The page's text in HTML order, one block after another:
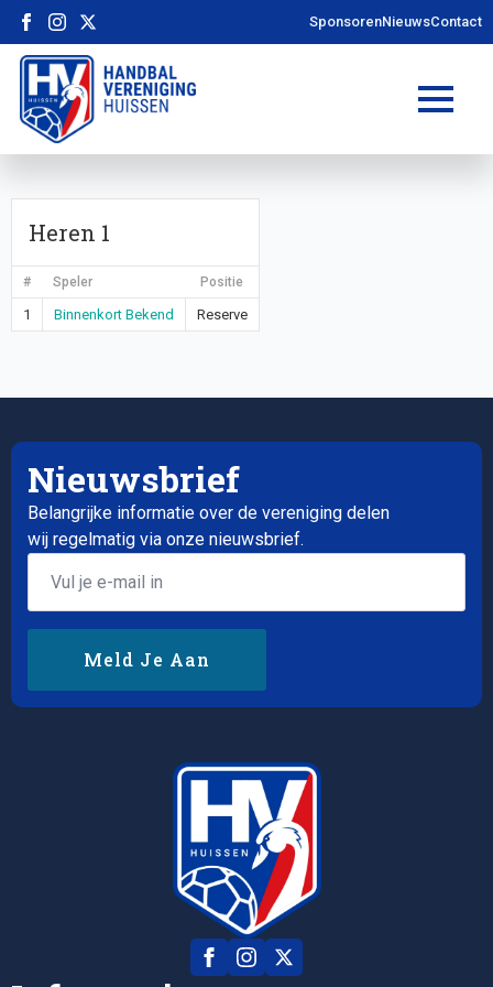
SponsorenNieuwsContact
Heren 1
# Speler Positie
1 Binnenkort Bekend Reserve
Nieuwsbrief
Belangrijke informatie over de vereniging delen
wij regelmatig via onze nieuwsbrief.
Email
Meld Je Aan